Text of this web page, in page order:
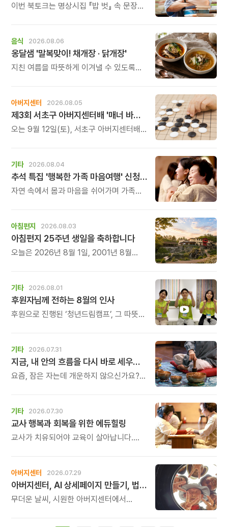
이번 북토크는 명상시집 『밥 벗』 속 문장을
음식 2026.08.06
옹달샘 '말복맞이! 채개장 · 닭개장'
지친 여름을 따뜻하게 이겨낼 수 있도록
아버지센터 2026.08.05
제3회 서초구 아버지센터배 '매너 바둑왕' 대회
오는 9월 12일(토), 서초구 아버지센터배
기타 2026.08.04
추석 특집 '행복한 가족 마음여행' 신청 안내
자연 속에서 몸과 마음을 쉬어가며 가족의
아침편지 2026.08.03
아침편지 25주년 생일을 축하합니다
오늘은 2026년 8월 1일, 2001년 8월
기타 2026.08.01
후원자님께 전하는 8월의 인사
후원으로 진행된 ‘청년드림캠프’, 그 따뜻한
기타 2026.07.31
지금, 내 안의 흐름을 다시 바로 세우고 싶다면
요즘, 잠은 자는데 개운하지 않으신가요?
쉬어도 회복되지 않는 건 몸이 아니라
‘에너지의 흐름’이 흐트러졌기 때문입니다.
기타 2026.07.30
교사 행복과 회복을 위한 에듀힐링
교사가 치유되어야 교육이 살아납니다.
교육의 중심에 있는 나 자신을 돌보고
회복하는 시간입니다. 누군가를 가르치기
위해 애써온 시간만큼, 이제는 자신을 위한
쉼과 치유의 시간을 선물해 보시기
아버지센터 2026.07.29
아버지센터, AI 상세페이지 만들기, 법인사용설명서, 사진 일일특강, 숏츠 만들기 등 8월 프로그램 신청하세요
무더운 날씨, 시원한 아버지센터에서